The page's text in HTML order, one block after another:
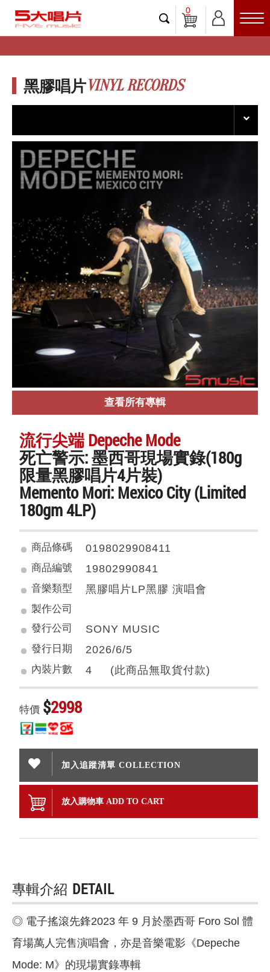
0
黑膠唱片VINYL RECORDS
查看所有專輯
流行尖端 Depeche Mode
死亡警示: 墨西哥現場實錄(180g
限量黑膠唱片4片裝)
Memento Mori: Mexico City (Limited
180gm 4LP)
商品條碼 0198029908411
商品編號 19802990841
音樂類型 黑膠唱片LP黑膠 演唱會
製作公司
發行公司
SONY MUSIC
發行日期 2026/6/5
內裝片數 4 (此商品無取貨付款)
特價 $2998
加入追蹤清單 COLLECTION
放入購物車 ADD TO CART
專輯介紹 DETAIL
◎ 電子搖滾先鋒2023 年 9 月於墨西哥 Foro Sol 體
育場萬人完售演唱會，亦是音樂電影《Depeche
Mode: M》的現場實錄專輯